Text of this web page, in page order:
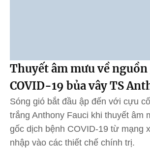
Thuyết âm mưu về nguồn
COVID-19 bủa vây TS
Sóng gió bắt đầu ập đến với cựu
trắng Anthony Fauci khi thuyết âm
gốc dịch bệnh COVID-19 từ mạng
nhập vào các thiết chế chính trị.